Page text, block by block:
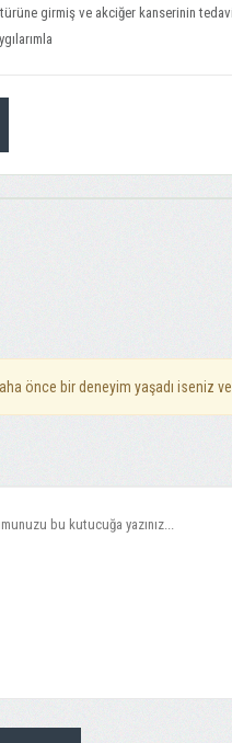
girmiş ve akciğer kanserinin
önce bir deneyim yaşadı iseniz